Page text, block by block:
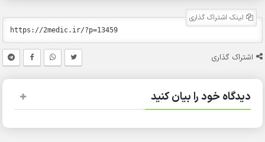
لینک اشتراک گذاری
اشتراک گذاری
دیدگاه خود را بیان کنید